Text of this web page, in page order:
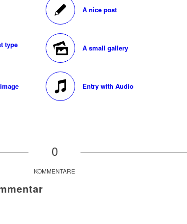
A nice post
type A small gallery
Entry with Audio
0
KOMMENTARE